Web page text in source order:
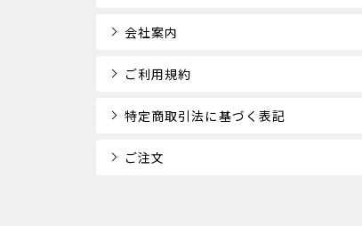
会社案内
ご利用規約
特定商取引法に基づく表記
ご注文